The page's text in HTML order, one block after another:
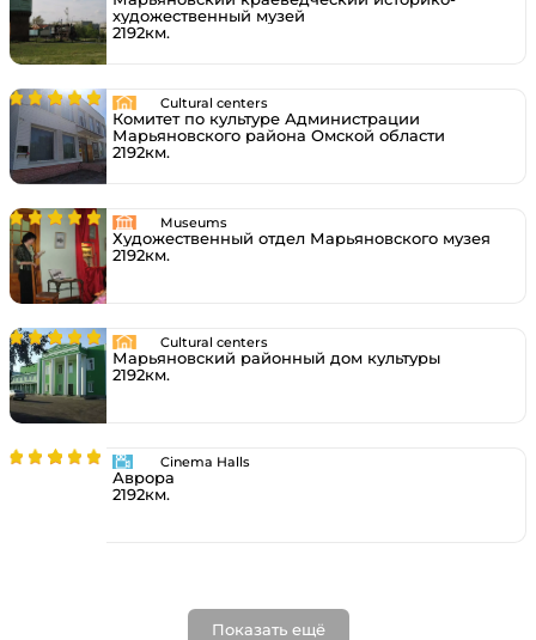
художественный музей
2192км.
Cultural centers
Комитет по культуре Администрации
Марьяновского района Омской области
2192км.
Museums
Художественный отдел Марьяновского музея
2192км.
Cultural centers
Марьяновский районный дом культуры
2192км.
Cinema Halls
Аврора
2192км.
Показать ещё